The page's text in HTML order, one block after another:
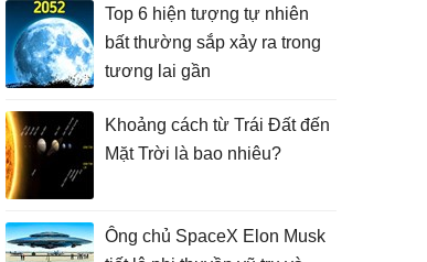
Top 6 hiện tượng tự nhiên
bất thường sắp xảy ra trong
tương lai gần
Khoảng cách từ Trái Đất đến
Mặt Trời là bao nhiêu?
Ông chủ SpaceX Elon Musk